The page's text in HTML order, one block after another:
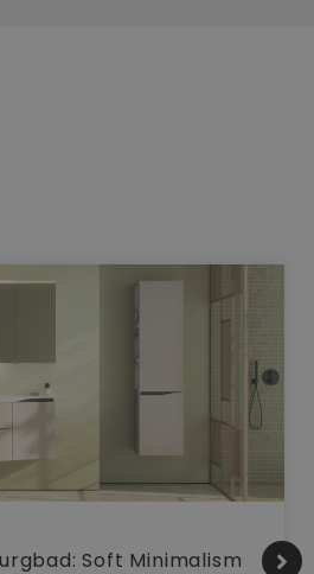
Soft Minimalism